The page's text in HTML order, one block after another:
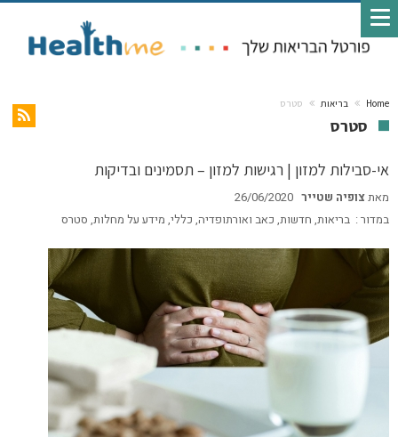
Home בריאות סטרס
סטרס
אי-סבילות למזון | רגישות למזון – תסמינים ובדיקות
מאתצופיה שטייר 26/06/2020
במדור : בריאות, חדשות, כאב ואורתופדיה, כללי, מידע על מחלות, סטרס